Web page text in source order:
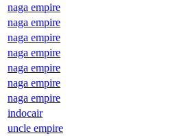
naga empire
naga empire
naga empire
naga empire
naga empire
naga empire
naga empire
indocair
uncle empire